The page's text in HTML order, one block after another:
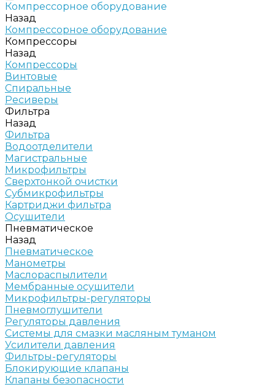
Компрессорное оборудование
Назад
Компрессорное оборудование
Компрессоры
Назад
Компрессоры
Винтовые
Спиральные
Ресиверы
Фильтра
Назад
Фильтра
Водоотделители
Магистральные
Микрофильтры
Сверхтонкой очистки
Субмикрофильтры
Картриджи фильтра
Осушители
Пневматическое
Назад
Пневматическое
Манометры
Маслораспылители
Мембранные осушители
Микрофильтры-регуляторы
Пневмоглушители
Регуляторы давления
Системы для смазки масляным туманом
Усилители давления
Фильтры-регуляторы
Блокирующие клапаны
Клапаны безопасности